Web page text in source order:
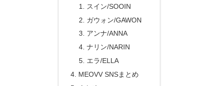
スイン/SOOIN
ガウォン/GAWON
アンナ/ANNA
ナリン/NARIN
エラ/ELLA
MEOVV SNSまとめ